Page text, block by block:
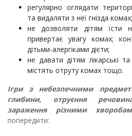
регулярно оглядати
та видаляти з неї гнізда комах;
не дозволяти дітям їсти
привертає увагу комах;
дітьми-алергіками дієти;
не давати дітям лікарські
містять отруту комах тощо.
Ігри з небезпечними
глибини, отруєння
зараження різними
попередити: